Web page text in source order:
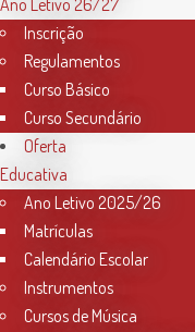
Ano Letivo 26/27
Inscrição
Regulamentos
Curso Básico
Curso Secundário
Oferta
Educativa
Ano Letivo 2025/26
Matrículas
Calendário Escolar
Instrumentos
Cursos de Música